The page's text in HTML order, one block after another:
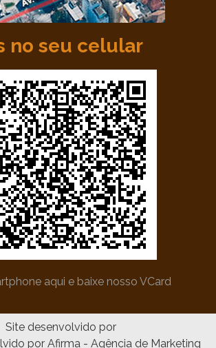
no seu celular
aqui e baixe nosso VCard
Site desenvolvido por